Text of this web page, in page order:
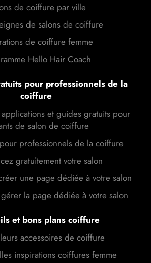
de coiffure par ville
de salons de coiffure
de coiffure femme
Hello Hair Coach
pour professionnels de la
coiffure
applications et guides gratuits pour
de salon de coiffure
professionnels de la coiffure
gratuitement votre salon
une page dédiée à votre salon
la page dédiée à votre salon
et bons plans coiffure
accessoires de coiffure
inspirations coiffures femme